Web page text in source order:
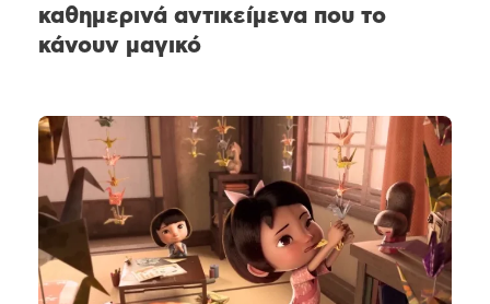
καθημερινά αντικείμενα που το
κάνουν μαγικό